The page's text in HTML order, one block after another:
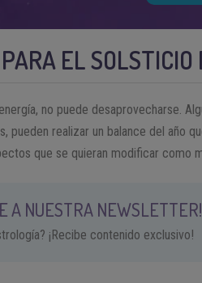
EL SOLSTICIO
no puede desaprovecharse.
pueden realizar un balance del año
que se quieran modificar como
A NUESTRA NEWSLETTER!
¡Recibe contenido exclusivo!